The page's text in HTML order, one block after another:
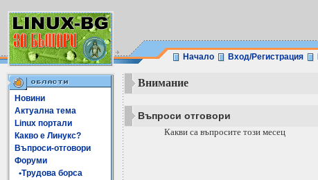
Начало Вход/Регистрация
Новини
Актуална тема
Linux портали
Какво е Линукс?
Въпроси-отговори
Форуми
•Трудова борса
Внимание
Въпроси отговори
Какви са въпросите този месец